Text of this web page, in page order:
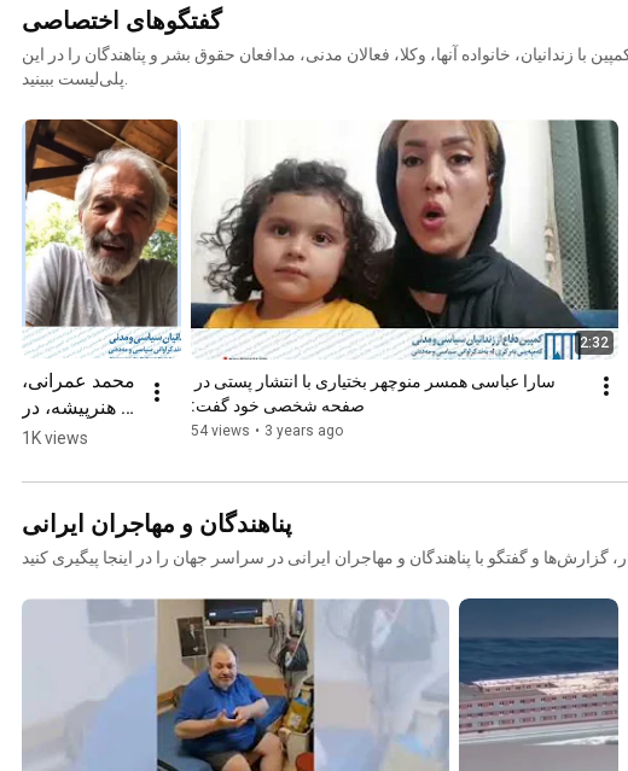
گفتگوهای اختصاصی
با زندانیان، خانواده آنها، وکلا، فعالان مدنی، مدافعان حقوق بشر و پناهندگان را در این
محمد عمرانی،
هنرپیشه، در
پیامی ویدئویی
"همدلی یا
همدردی" اینبار
از ضرورت
همبستگی
1K views
2:32
صفحه شخصی خود گفت:
54 views • 3 years ago
پناهندگان و مهاجران ایرانی